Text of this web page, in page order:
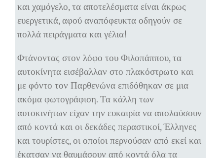
και χαμόγελο, τα αποτελέσματα είναι άκρως
ευεργετικά, αφού αναπόφευκτα οδηγούν σε
πολλά πειράγματα και γέλια!
Φτάνοντας στον λόφο του Φιλοπάππου, τα
αυτοκίνητα εισέβαλλαν στο πλακόστρωτο και
με φόντο τον Παρθενώνα επιδόθηκαν σε μια
ακόμα φωτογράφιση. Τα κάλλη των
αυτοκινήτων είχαν την ευκαιρία να απολαύσουν
από κοντά και οι δεκάδες περαστικοί, Έλληνες
και τουρίστες, οι οποίοι περνούσαν από εκεί και
έκατσαν να θαυμάσουν από κοντά όλα τα